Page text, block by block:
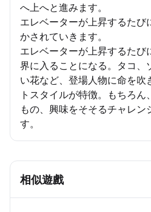
へ上へと進みます。
エレベーターが上昇するたび
かされていきます。
エレベーターが上昇するたび
界に入ることになる。タコ、
い花など、登場人物に命を吹
トスタイルが特徴。もちろ
もの、興味をそそるチャレン
す。
相似遊戲